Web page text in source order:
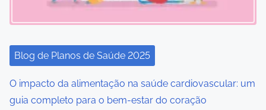
t
i
o
n
Blog de Planos de Saúde 2025
O impacto da alimentação na saúde cardiovascular: um
guia completo para o bem-estar do coração